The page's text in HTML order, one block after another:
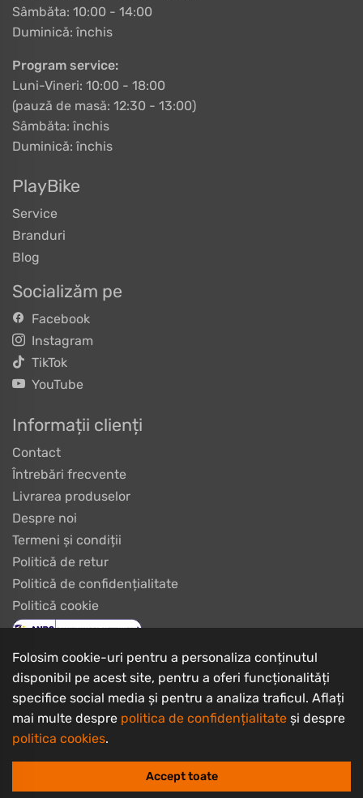
Sâmbăta: 10:00 - 14:00
Duminică: închis
Program service:
Luni-Vineri: 10:00 - 18:00
(pauză de masă: 12:30 - 13:00)
Sâmbăta: închis
Duminică: închis
PlayBike
Service
Branduri
Blog
Socializăm pe
Facebook
Instagram
TikTok
YouTube
Informații clienți
Contact
Întrebări frecvente
Livrarea produselor
Despre noi
Termeni și condiții
Politică de retur
Politică de confidențialitate
Politică cookie
CUI: RO21828767, Nr. Registrul Comerțului: F08/89/2003
Folosim cookie-uri pentru a personaliza conținutul
disponibil pe acest site, pentru a oferi funcționalități
specifice social media și pentru a analiza traficul. Aflați
mai multe despre politica de confidențialitate și despre
politica cookies.
Accept toate